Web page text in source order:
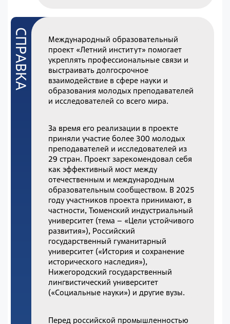
Международный образовательный
проект «Летний институт» помогает
укреплять профессиональные связи и
выстраивать долгосрочное
взаимодействие в сфере науки и
образования молодых преподавателей
и исследователей со всего мира.
За время его реализации в проекте
приняли участие более 300 молодых
преподавателей и исследователей из
29 стран. Проект зарекомендовал себя
как эффективный мост между
отечественным и международным
образовательным сообществом. В 2025
году участников проекта принимают, в
частности, Тюменский индустриальный
университет (тема – «Цели устойчивого
развития»), Российский
государственный гуманитарный
университет («История и сохранение
исторического наследия»),
Нижегородский государственный
лингвистический университет
(«Социальные науки») и другие вузы.
Перед российской промышленностью